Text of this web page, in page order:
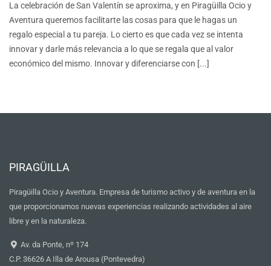
La celebración de San Valentín se aproxima, y en Piragüilla Ocio y
Aventura queremos facilitarte las cosas para que le hagas un
regalo especial a tu pareja. Lo cierto es que cada vez se intenta
innovar y darle más relevancia a lo que se regala que al valor
económico del mismo. Innovar y diferenciarse con [...]
PIRAGÜILLA
Piragüilla Ocio y Aventura. Empresa de turismo activo y de aventura en la
que proporcionamos nuevas experiencias realizando actividades al aire
libre y en la naturaleza.
Av. da Ponte, nº 174
C.P. 36626 A Illa de Arousa (Pontevedra)